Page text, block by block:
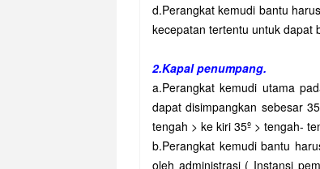
d.Perangkat kemudi bantu
kecepatan tertentu untuk dapat
2.Kapal penumpang.
a.Perangkat kemudi utama
dapat disimpangkan sebesar
tengah > ke kiri 35º > tengah-
b.Perangkat kemudi bantu
oleh administrasi ( Instansi